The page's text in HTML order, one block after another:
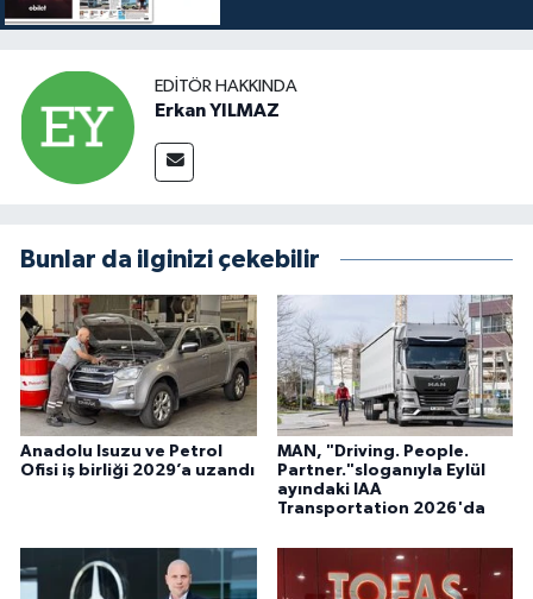
EDITÖR HAKKINDA
Erkan YILMAZ
Bunlar da ilginizi çekebilir
Anadolu Isuzu ve Petrol
Ofisi iş birliği 2029’a uzandı
MAN, "Driving. People.
Partner."sloganıyla Eylül
ayındaki IAA
Transportation 2026'da